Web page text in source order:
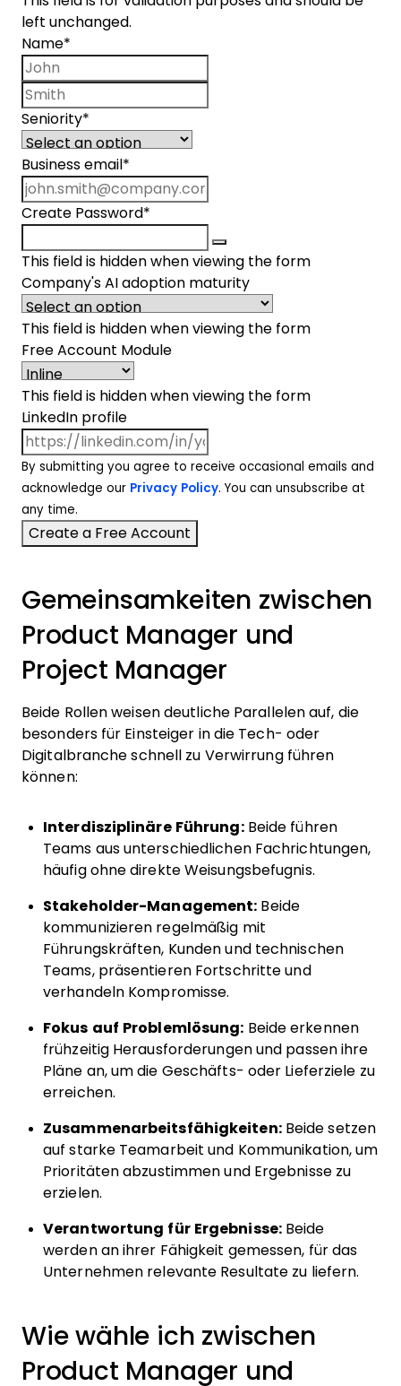
left unchanged.
Name*
Seniority*
Business email *
Create Password*
This field is hidden when viewing the form
Company's AI adoption maturity
This field is hidden when viewing the form
Free Account Module
This field is hidden when viewing the form
LinkedIn profile
By submitting you agree to receive occasional emails and
acknowledge our Privacy Policy. You can unsubscribe at
any time.
Gemeinsamkeiten zwischen
Product Manager und
Project Manager
Beide Rollen weisen deutliche Parallelen auf, die
besonders für Einsteiger in die Tech- oder
Digitalbranche schnell zu Verwirrung führen
können:
Interdisziplinäre Führung:Beide führen
Teams aus unterschiedlichen Fachrichtungen,
häufig ohne direkte Weisungsbefugnis.
Stakeholder-Management: Beide
kommunizieren regelmäßig mit
Führungskräften, Kunden und technischen
Teams, präsentieren Fortschritte und
verhandeln Kompromisse.
Fokus auf Problemlösung: Beide erkennen
frühzeitig Herausforderungen und passen ihre
Pläne an, um die Geschäfts- oder Lieferziele zu
erreichen.
Zusammenarbeitsfähigkeiten:Beide setzen
auf starke Teamarbeit und Kommunikation, um
Prioritäten abzustimmen und Ergebnisse zu
erzielen.
Verantwortung für Ergebnisse:Beide
werden an ihrer Fähigkeit gemessen, für das
Unternehmen relevante Resultate zu liefern.
Wie wähle ich zwischen
Product Manager und